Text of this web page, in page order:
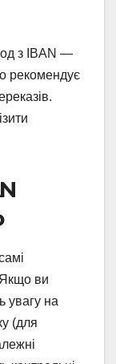
з IBAN —
рекомендує
Якщо ви
увагу на
(для